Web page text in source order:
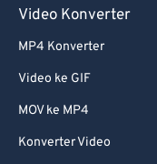
Video Konverter
MP4 Konverter
Video ke GIF
MOV ke MP4
Konverter Video